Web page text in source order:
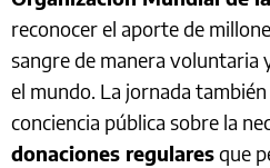
reconocer el aporte de
sangre de manera voluntaria
el mundo. La jornada
conciencia pública sobre la
donaciones regularesque